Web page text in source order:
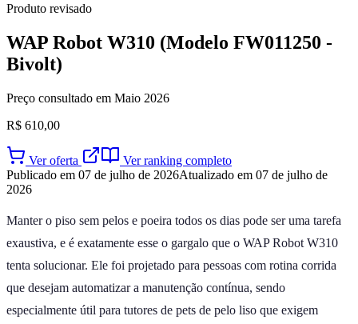
Produto revisado
WAP Robot W310 (Modelo FW011250 -
Bivolt)
Preço consultado em Maio 2026
R$ 610,00
Ver oferta
Ver ranking completo
Publicado em 07 de julho de 2026Atualizado em 07 de julho de
2026
Manter o piso sem pelos e poeira todos os dias pode ser uma tarefa
exaustiva, e é exatamente esse o gargalo que o WAP Robot W310
tenta solucionar. Ele foi projetado para pessoas com rotina corrida
que desejam automatizar a manutenção contínua, sendo
especialmente útil para tutores de pets de pelo liso que exigem